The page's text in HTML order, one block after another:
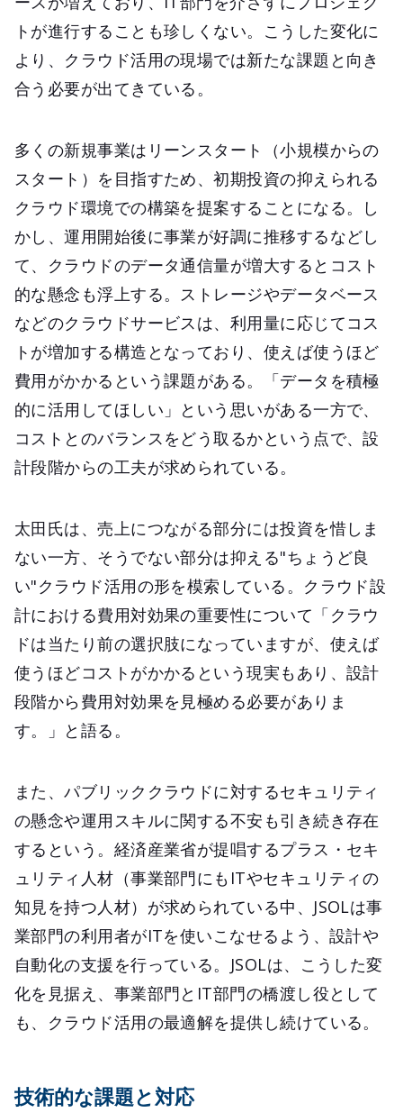
トが進行することも珍しくない。こうした変化に
より、クラウド活用の現場では新たな課題と向き
合う必要が出てきている。
多くの新規事業はリーンスタート（小規模からの
スタート）を目指すため、初期投資の抑えられる
クラウド環境での構築を提案することになる。し
かし、運用開始後に事業が好調に推移するなどし
て、クラウドのデータ通信量が増大するとコスト
的な懸念も浮上する。ストレージやデータベース
などのクラウドサービスは、利用量に応じてコス
トが増加する構造となっており、使えば使うほど
費用がかかるという課題がある。「データを積極
的に活用してほしい」という思いがある一方で、
コストとのバランスをどう取るかという点で、設
計段階からの工夫が求められている。
太田氏は、売上につながる部分には投資を惜しま
ない一方、そうでない部分は抑える"ちょうど良
い"クラウド活用の形を模索している。クラウド設
計における費用対効果の重要性について「クラウ
ドは当たり前の選択肢になっていますが、使えば
使うほどコストがかかるという現実もあり、設計
段階から費用対効果を見極める必要がありま
す。」と語る。
また、パブリッククラウドに対するセキュリティ
の懸念や運用スキルに関する不安も引き続き存在
するという。経済産業省が提唱するプラス・セキ
ュリティ人材（事業部門にもITやセキュリティの
知見を持つ人材）が求められている中、JSOLは事
業部門の利用者がITを使いこなせるよう、設計や
自動化の支援を行っている。JSOLは、こうした変
化を見据え、事業部門とIT部門の橋渡し役として
も、クラウド活用の最適解を提供し続けている。
技術的な課題と対応